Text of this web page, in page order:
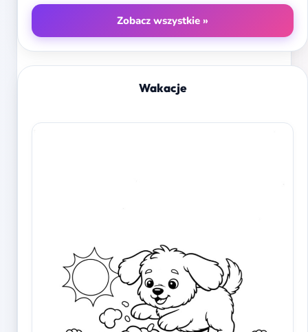
Zobacz wszystkie »
Wakacje